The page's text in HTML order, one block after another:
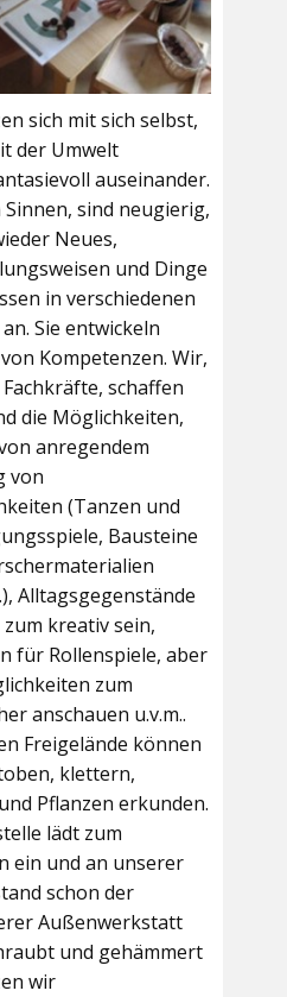
sich mit sich selbst,
der Umwelt
auseinander.
sind neugierig,
Neues,
und Dinge
in verschiedenen
Sie entwickeln
Kompetenzen. Wir,
schaffen
die Möglichkeiten,
anregendem
von
(Tanzen und
Bausteine
Alltagsgegenstände
kreativ sein,
für Rollenspiele, aber
zum
anschauen u.v.m..
Freigelände können
klettern,
Pflanzen erkunden.
lädt zum
ein und an unserer
schon der
Außenwerkstatt
und gehämmert
wir